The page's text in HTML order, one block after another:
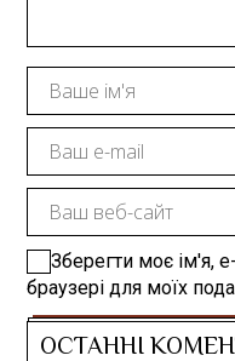
Зберегти моє ім'я,
браузері для моїх